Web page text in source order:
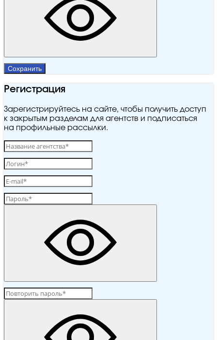
Сохранить
Регистрация
Зарегистрируйтесь на сайте, чтобы получить доступ
к закрытым разделам для агентств и подписаться
на профильные рассылки.